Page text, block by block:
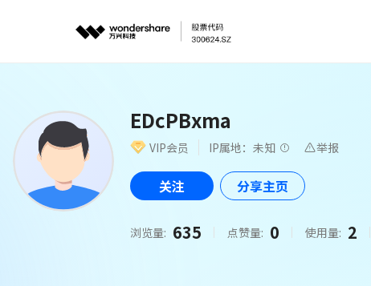
EDcPBxma
VIP会员 IP属地：未知 举报
关注 分享主页
浏览量: 635 点赞量: 0 使用量: 2